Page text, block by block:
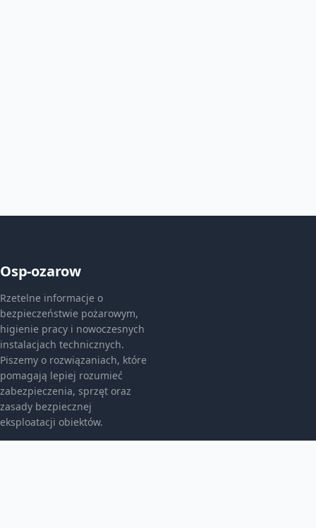
Osp-ozarow
Rzetelne informacje o
bezpieczeństwie pożarowym,
higienie pracy i nowoczesnych
instalacjach technicznych.
Piszemy o rozwiązaniach, które
pomagają lepiej rozumieć
zabezpieczenia, sprzęt oraz
zasady bezpiecznej
eksploatacji obiektów.